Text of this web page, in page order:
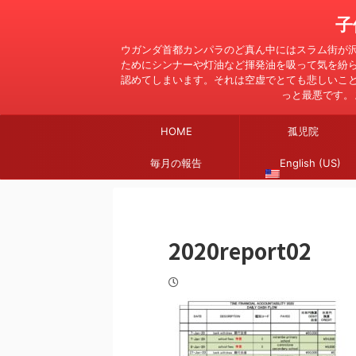
ウガンダ首都カンパラのど真ん中にはスラム街
ためにシンナーや灯油など揮発油を吸って気を
認めてしまいます。それは空虚でとても悲しいこ
っと最悪です
HOME 孤児院
毎月の報告 English (US)
2020report02